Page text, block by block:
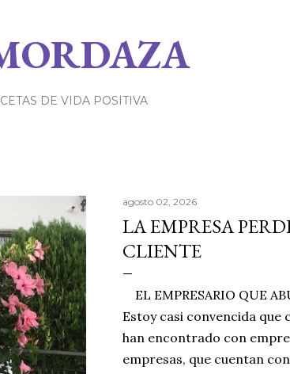
DE VIDA POSITIVA
agosto 02, 2026
LA EMPRESA
CLIENTE
EL EMPRESARIO QUE
Estoy casi convencida que
han encontrado con
empresas, que cuentan